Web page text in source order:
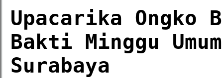
Upacarika
Bakti Minggu
Surabaya